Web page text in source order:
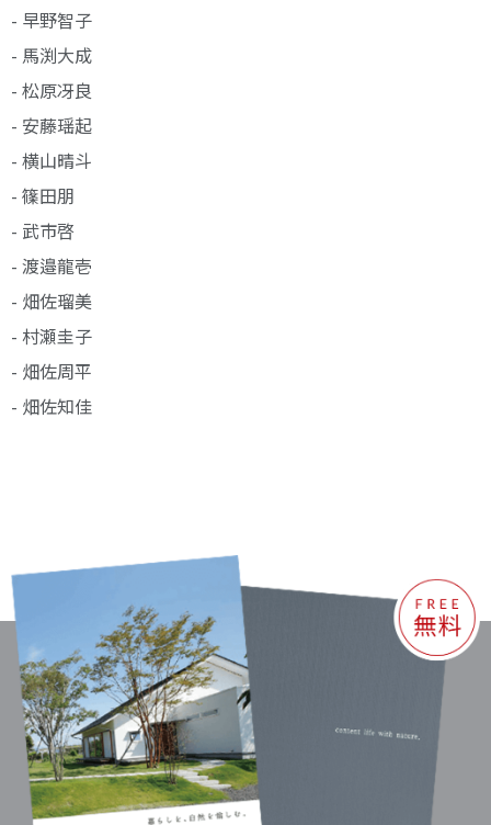
- 早野智子
- 馬渕大成
- 松原冴良
- 安藤瑶起
- 横山晴斗
- 篠田朋
- 武市啓
- 渡邉龍壱
- 畑佐瑠美
- 村瀬圭子
- 畑佐周平
- 畑佐知佳